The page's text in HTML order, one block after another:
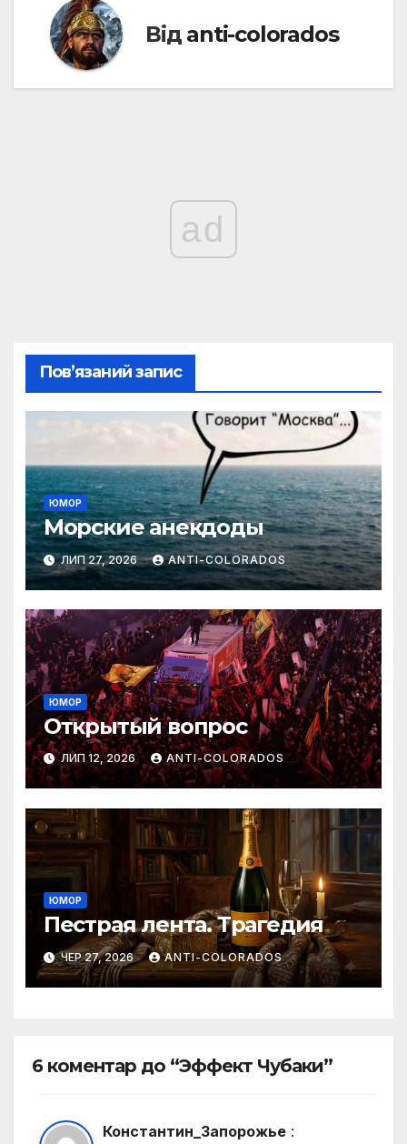
Від anti-colorados
ad
Пов’язаний запис
ЮМОР
Морские анекдоды
ЛИП 27, 2026 ANTI-COLORADOS
ЮМОР
Открытый вопрос
ЛИП 12, 2026 ANTI-COLORADOS
ЮМОР
Пестрая лента. Трагедия
ЧЕР 27, 2026 ANTI-COLORADOS
6 коментар до “Эффект Чубаки”
Константин_Запорожье :